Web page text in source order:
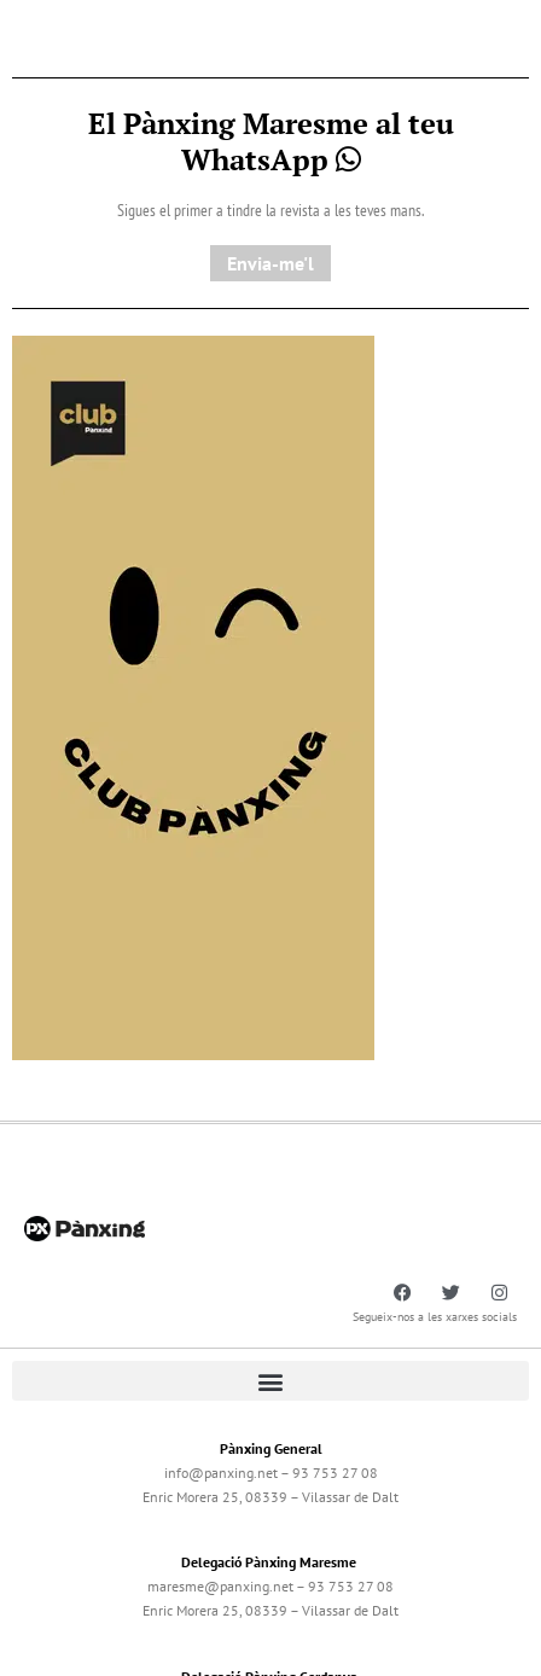
El Pànxing Maresme al teu
WhatsApp
Sigues el primer a tindre la revista a les teves mans.
Envia-me'l
Segueix-nos a les xarxes socials
Pànxing General
info@panxing.net – 93 753 27 08
Enric Morera 25, 08339 – Vilassar de Dalt
Delegació Pànxing Maresme
maresme@panxing.net – 93 753 27 08
Enric Morera 25, 08339 – Vilassar de Dalt